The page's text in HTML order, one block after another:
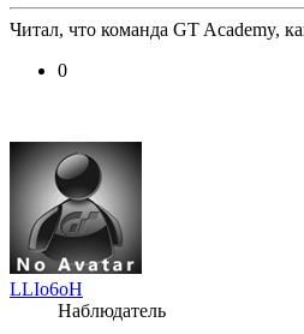
Читал, что команда GT Academy,
0
LLIo6oH
Наблюдатель